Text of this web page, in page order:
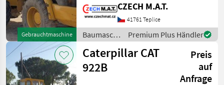
Gebrauchtmaschine
mth CAT-Motor / 57 kW
Gewicht 7 100 kg Kamera
Schaufel Verkauf ohne
Gabeln ID
CZECH M.A.T.
41761 Teplice
Baumaschinen
/
Caterpillar
Premium Plus Händler
Caterpillar CAT
922B
Preis
auf
Anfrage